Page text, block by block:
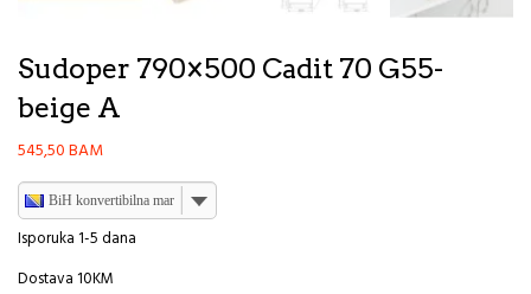
Sudoper 790×500 Cadit 70 G55-
beige A
545,50BAM
BiH konvertibilna marka
Isporuka 1-5 dana
Dostava 10KM